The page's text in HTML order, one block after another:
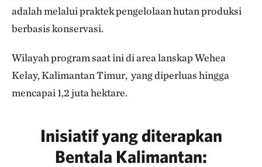
adalah melalui praktek pengelolaan hutan produksi
berbasis konservasi.
Wilayah program saat ini di area lanskap Wehea
Kelay, Kalimantan Timur, yang diperluas hingga
mencapai 1,2 juta hektare.
Inisiatif yang diterapkan
Bentala Kalimantan: